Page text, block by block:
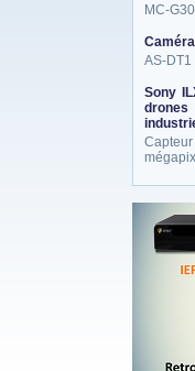
MC-
AS-
Sony